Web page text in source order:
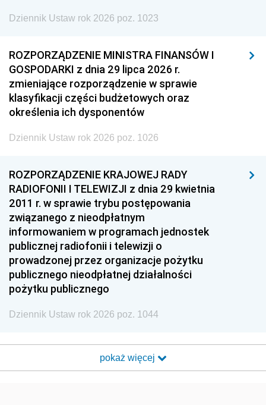
Dziennik Ustaw rok 2026 poz. 1023
ROZPORZĄDZENIE MINISTRA FINANSÓW I
GOSPODARKI z dnia 29 lipca 2026 r.
zmieniające rozporządzenie w sprawie
klasyfikacji części budżetowych oraz
określenia ich dysponentów
Dziennik Ustaw rok 2026 poz. 1026
ROZPORZĄDZENIE KRAJOWEJ RADY
RADIOFONII I TELEWIZJI z dnia 29 kwietnia
2011 r. w sprawie trybu postępowania
związanego z nieodpłatnym
informowaniem w programach jednostek
publicznej radiofonii i telewizji o
prowadzonej przez organizacje pożytku
publicznego nieodpłatnej działalności
pożytku publicznego
Dziennik Ustaw rok 2026 poz. 1044
pokaż więcej